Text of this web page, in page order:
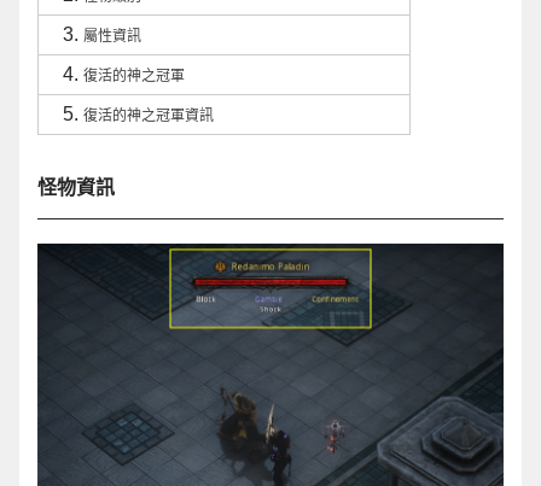
屬性資訊
復活的神之冠軍
復活的神之冠軍資訊
怪物資訊